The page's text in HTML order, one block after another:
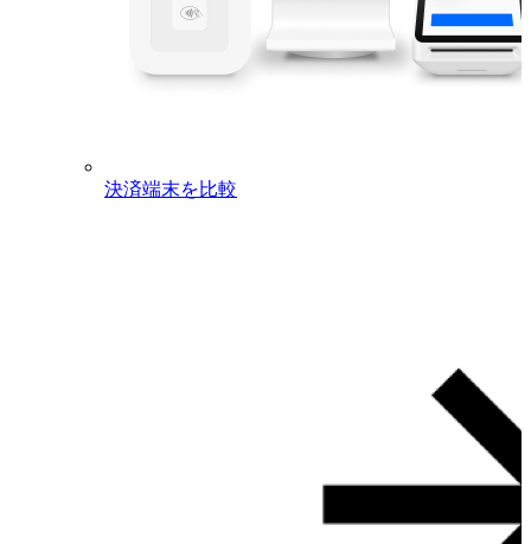
決済端末を比較